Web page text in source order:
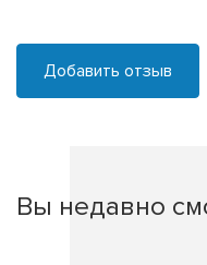
Добавить отзыв
Вы недавно